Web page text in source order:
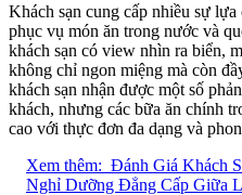
Khách sạn cung cấp nhiều sự
phục vụ món ăn trong nước và
khách sạn có view nhìn ra biển,
không chỉ ngon miệng mà còn
khách sạn nhận được một số
khách, nhưng các bữa ăn chính
cao với thực đơn đa dạng và
Xem thêm: Đánh Giá Khách
Nghỉ Dưỡng Đẳng Cấp Giữa